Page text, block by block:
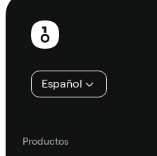
Pie
página
Español
Productos